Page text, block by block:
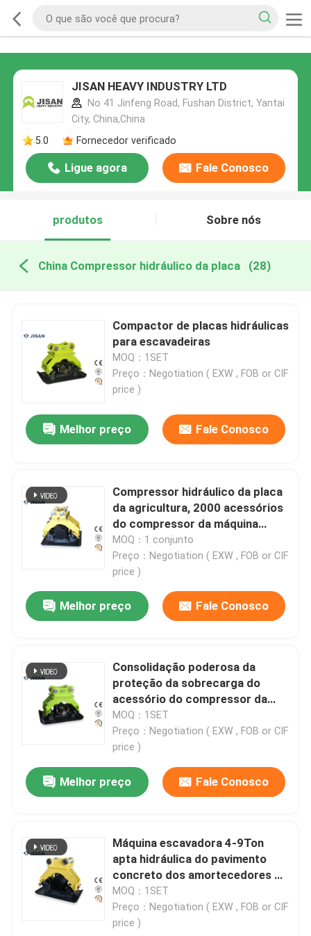
JISAN HEAVY INDUSTRY LTD
No 41 Jinfeng Road, Fushan District, Yantai
City, China,China
5.0
Fornecedor verificado
Ligue agora Fale Conosco
produtos Sobre nós
China Compressor hidráulico da placa (28)
Compactor de placas hidráulicas
para escavadeiras
MOQ：1SET
Preço：Negotiation ( EXW , FOB or CIF
price )
Melhor preço Fale Conosco
Compressor hidráulico da placa
da agricultura, 2000 acessórios
do compressor da máquina
escavadora do RPM
MOQ：1 conjunto
Preço：Negotiation ( EXW , FOB or CIF
price )
Melhor preço Fale Conosco
Consolidação poderosa da
proteção da sobrecarga do
acessório do compressor da
máquina escavadora do CASO
CX130 CX160
MOQ：1SET
Preço：Negotiation ( EXW , FOB or CIF
price )
Melhor preço Fale Conosco
Máquina escavadora 4-9Ton
apta hidráulica do pavimento
concreto dos amortecedores do
compressor quatro da placa de
Kubota
MOQ：1SET
Preço：Negotiation ( EXW , FOB or CIF
price )